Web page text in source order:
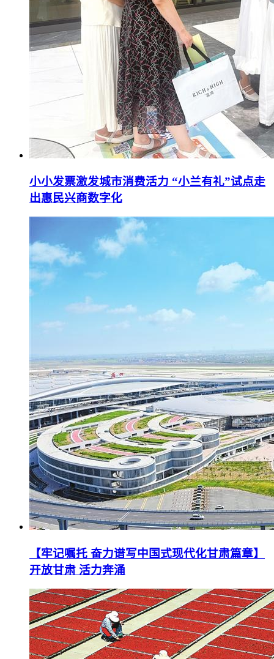
小小发票激发城市消费活力 “小兰有礼”试点走
出惠民兴商数字化
【牢记嘱托 奋力谱写中国式现代化甘肃篇章】
开放甘肃 活力奔涌